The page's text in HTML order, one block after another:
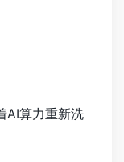
AI算力重新洗